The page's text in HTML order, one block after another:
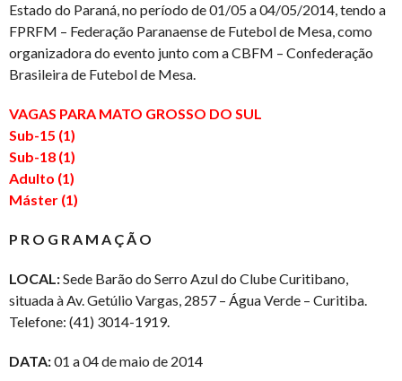
Estado do Paraná, no período de 01/05 a 04/05/2014, tendo a
FPRFM – Federação Paranaense de Futebol de Mesa, como
organizadora do evento junto com a CBFM – Confederação
Brasileira de Futebol de Mesa.
VAGAS PARA MATO GROSSO DO SUL
Sub-15 (1)
Sub-18 (1)
Adulto (1)
Máster (1)
P R O G R A M A Ç Ã O
LOCAL:Sede Barão do Serro Azul do Clube Curitibano,
situada à Av. Getúlio Vargas, 2857 – Água Verde – Curitiba.
Telefone: (41) 3014-1919.
DATA:01 a 04 de maio de 2014